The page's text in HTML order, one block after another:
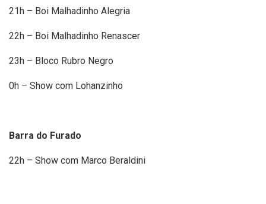
21h – Boi Malhadinho Alegria
22h – Boi Malhadinho Renascer
23h – Bloco Rubro Negro
0h – Show com Lohanzinho
Barra do Furado
22h – Show com Marco Beraldini